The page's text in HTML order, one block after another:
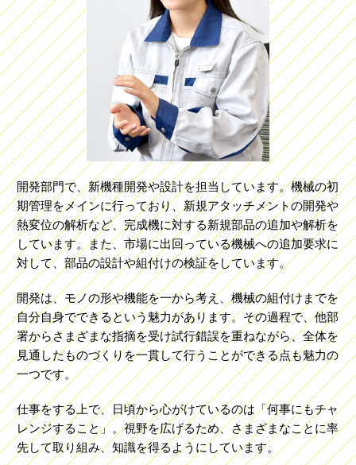
開発部門で、新機種開発や設計を担当しています。機械の初
期管理をメインに行っており、新規アタッチメントの開発や
熱変位の解析など、完成機に対する新規部品の追加や解析を
しています。また、市場に出回っている機械への追加要求に
対して、部品の設計や組付けの検証をしています。
開発は、モノの形や機能を一から考え、機械の組付けまでを
自分自身でできるという魅力があります。その過程で、他部
署からさまざまな指摘を受け試行錯誤を重ねながら、全体を
見通したものづくりを一貫して行うことができる点も魅力の
一つです。
仕事をする上で、日頃から心がけているのは「何事にもチャ
レンジすること」。視野を広げるため、さまざまなことに率
先して取り組み、知識を得るようにしています。